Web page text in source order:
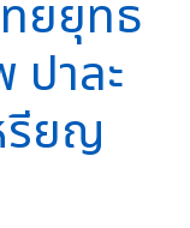
ยยุทธ
ปาละ
รียญ